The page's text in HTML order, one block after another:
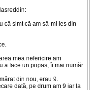
că simt că am să-mi ies din
mea nefericire am
a face un popas, îi mai număr
din nou, erau 9.
dată, pe drum am 9 iar la